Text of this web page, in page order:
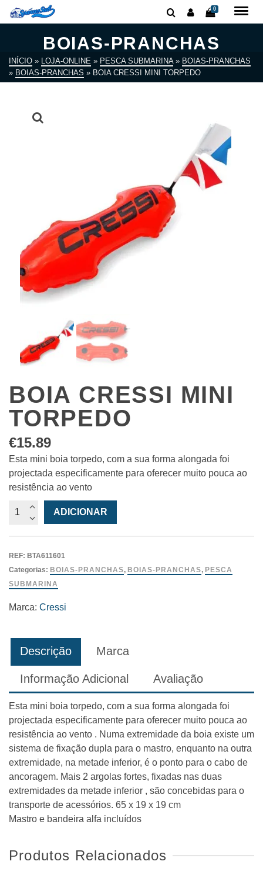
0
BOIAS-PRANCHAS
INÍCIO » LOJA-ONLINE » PESCA SUBMARINA » BOIAS-PRANCHAS
» BOIAS-PRANCHAS » BOIA CRESSI MINI TORPEDO
BOIA CRESSI MINI
TORPEDO
€15.89
Esta mini boia torpedo, com a sua forma alongada foi
projectada especificamente para oferecer muito pouca ao
resistência ao vento
Quantidade
ADICIONAR
REF: BTA611601
Categorias: BOIAS-PRANCHAS, BOIAS-PRANCHAS, PESCA
SUBMARINA
Marca: Cressi
Descrição Marca
Informação Adicional Avaliação
Esta mini boia torpedo, com a sua forma alongada foi
projectada especificamente para oferecer muito pouca ao
resistência ao vento . Numa extremidade da boia existe um
sistema de fixação dupla para o mastro, enquanto na outra
extremidade, na metade inferior, é o ponto para o cabo de
ancoragem. Mais 2 argolas fortes, fixadas nas duas
extremidades da metade inferior , são concebidas para o
transporte de acessórios. 65 x 19 x 19 cm
Mastro e bandeira alfa incluídos
Produtos Relacionados